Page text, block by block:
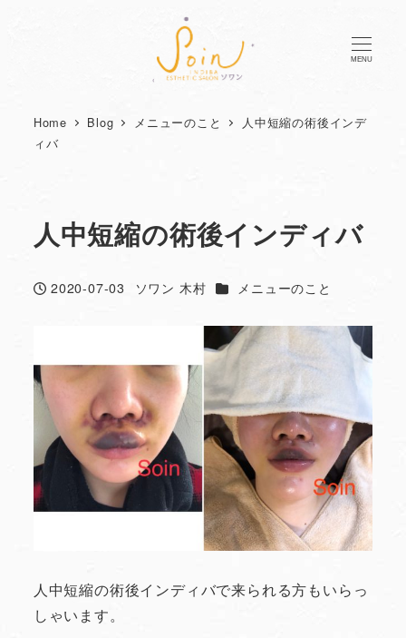
MENU
Home Blog メニューのこと
人中短縮の術後インデ
ィバ
人中短縮の術後インディバ
投稿日
2020-07-03
著
ソワン 木村 カテゴリー
メニューのこと
人中短縮の術後インディバで来られる方もいらっ
しゃいます。